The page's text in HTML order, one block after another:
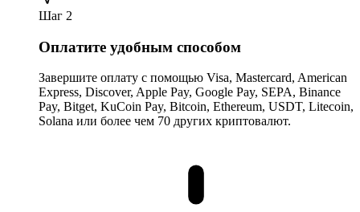
Шаг 2
Оплатите удобным способом
Завершите оплату с помощью Visa, Mastercard, American
Express, Discover, Apple Pay, Google Pay, SEPA, Binance
Pay, Bitget, KuCoin Pay, Bitcoin, Ethereum, USDT, Litecoin,
Solana или более чем 70 других криптовалют.